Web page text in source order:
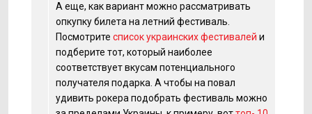
А еще, как вариант можно рассматривать
опкупку билета на летний фестиваль.
Посмотрите список украинских фестивалей и
подберите тот, который наиболее
соответствует вкусам потенциального
получателя подарка. А чтобы на повал
удивить рокера подобрать фестиваль можно